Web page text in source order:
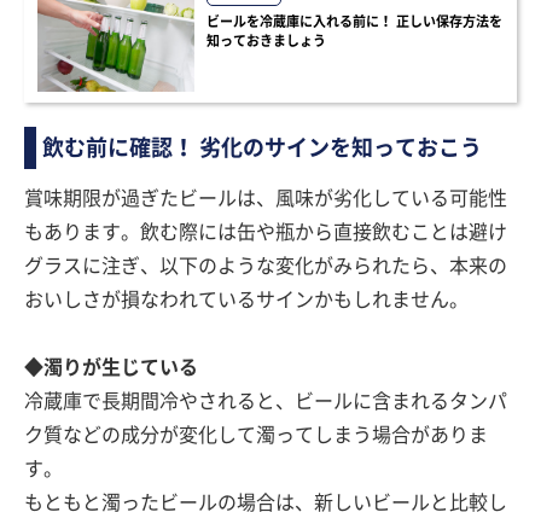
ビールを冷蔵庫に入れる前に！ 正しい保存方法を
知っておきましょう
飲む前に確認！ 劣化のサインを知っておこう
賞味期限が過ぎたビールは、風味が劣化している可能性
もあります。飲む際には缶や瓶から直接飲むことは避け
グラスに注ぎ、以下のような変化がみられたら、本来の
おいしさが損なわれているサインかもしれません。
◆濁りが生じている
冷蔵庫で長期間冷やされると、ビールに含まれるタンパ
ク質などの成分が変化して濁ってしまう場合がありま
す。
もともと濁ったビールの場合は、新しいビールと比較し